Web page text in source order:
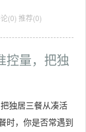
(0) 推荐(0)
控量，把独
独居三餐从凑活
时，你是否常遇到